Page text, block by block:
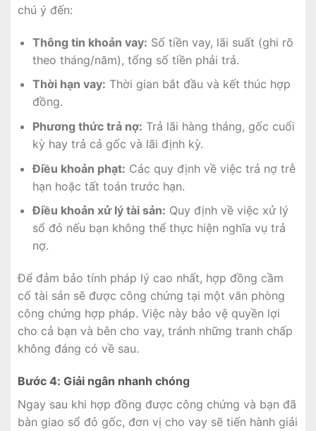
chú ý đến:
Thông tin khoản vay: Số tiền vay, lãi suất (ghi rõ
theo tháng/năm), tổng số tiền phải trả.
Thời hạn vay: Thời gian bắt đầu và kết thúc hợp
đồng.
Phương thức trả nợ: Trả lãi hàng tháng, gốc cuối
kỳ hay trả cả gốc và lãi định kỳ.
Điều khoản phạt: Các quy định về việc trả nợ trễ
hạn hoặc tất toán trước hạn.
Điều khoản xử lý tài sản: Quy định về việc xử lý
sổ đỏ nếu bạn không thể thực hiện nghĩa vụ trả
nợ.
Để đảm bảo tính pháp lý cao nhất, hợp đồng cầm
cố tài sản sẽ được công chứng tại một văn phòng
công chứng hợp pháp. Việc này bảo vệ quyền lợi
cho cả bạn và bên cho vay, tránh những tranh chấp
không đáng có về sau.
Bước 4: Giải ngân nhanh chóng
Ngay sau khi hợp đồng được công chứng và bạn đã
bàn giao sổ đỏ gốc, đơn vị cho vay sẽ tiến hành giải